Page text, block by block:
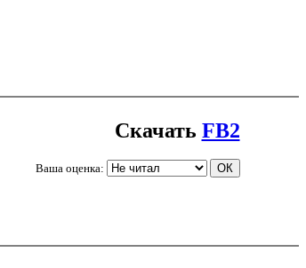
Скачать FB2
Ваша оценка: